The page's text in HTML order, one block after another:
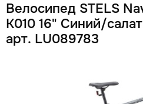
Велосипед STELS
K010 16" Синий/
арт. LU089783